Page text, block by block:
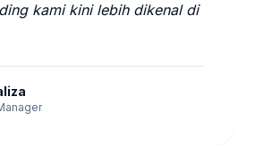
kami kini lebih dikenal di